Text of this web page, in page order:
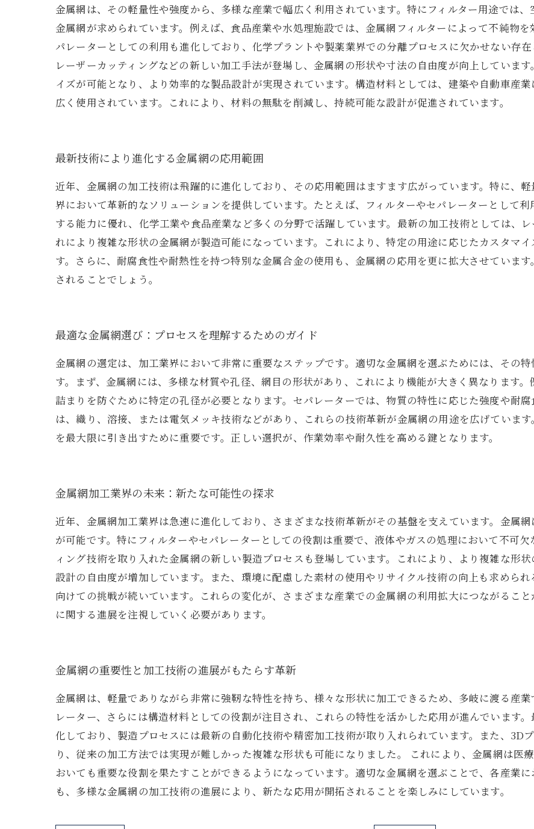
金属網は、その軽量性や強度から、多様な産業で幅広く利用されています。特にフィルター用途では
金属網が求められています。例えば、食品産業や水処理施設では、金属網フィルターによって不純物
パレーターとしての利用も進化しており、化学プラントや製薬業界での分離プロセスに欠かせない存
レーザーカッティングなどの新しい加工手法が登場し、金属網の形状や寸法の自由度が向上していま
イズが可能となり、より効率的な製品設計が実現されています。構造材料としては、建築や自動車産
広く使用されています。これにより、材料の無駄を削減し、持続可能な設計が促進されています。
最新技術により進化する金属網の応用範囲
近年、金属網の加工技術は飛躍的に進化しており、その応用範囲はますます広がっています。特に、
界において革新的なソリューションを提供しています。たとえば、フィルターやセパレーターとして
する能力に優れ、化学工業や食品産業など多くの分野で活躍しています。最新の加工技術としては、
れにより複雑な形状の金属網が製造可能になっています。これにより、特定の用途に応じたカスタマ
す。さらに、耐腐食性や耐熱性を持つ特別な金属合金の使用も、金属網の応用を更に拡大させていま
されることでしょう。
最適な金属網選び：プロセスを理解するためのガイド
金属網の選定は、加工業界において非常に重要なステップです。適切な金属網を選ぶためには、その
す。まず、金属網には、多様な材質や孔径、網目の形状があり、これにより機能が大きく異なります
詰まりを防ぐために特定の孔径が必要となります。セパレーターでは、物質の特性に応じた強度や耐
は、織り、溶接、または電気メッキ技術などがあり、これらの技術革新が金属網の用途を広げていま
を最大限に引き出すために重要です。正しい選択が、作業効率や耐久性を高める鍵となります。
金属網加工業界の未来：新たな可能性の探求
近年、金属網加工業界は急速に進化しており、さまざまな技術革新がその基盤を支えています。金属
が可能です。特にフィルターやセパレーターとしての役割は重要で、液体やガスの処理において不可
ィング技術を取り入れた金属網の新しい製造プロセスも登場しています。これにより、より複雑な形
設計の自由度が増加しています。また、環境に配慮した素材の使用やリサイクル技術の向上も求めら
向けての挑戦が続いています。これらの変化が、さまざまな産業での金属網の利用拡大につながるこ
に関する進展を注視していく必要があります。
金属網の重要性と加工技術の進展がもたらす革新
金属網は、軽量でありながら非常に強靭な特性を持ち、様々な形状に加工できるため、多岐に渡る産
レーター、さらには構造材料としての役割が注目され、これらの特性を活かした応用が進んでいます
化しており、製造プロセスには最新の自動化技術や精密加工技術が取り入れられています。また、3D
り、従来の加工方法では実現が難しかった複雑な形状も可能になりました。 これにより、金属網は医
おいても重要な役割を果たすことができるようになっています。適切な金属網を選ぶことで、各産業
も、多様な金属網の加工技術の進展により、新たな応用が開拓されることを楽しみにしています。